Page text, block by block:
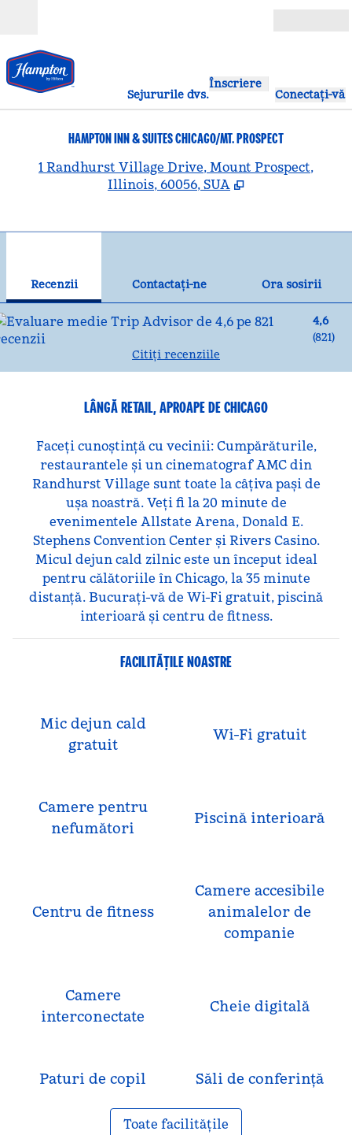
Sejururile dvs.
Înscriere
Conectați-vă
HAMPTON INN & SUITES CHICAGO/MT. PROSPECT
1 Randhurst Village Drive, Mount Prospect,
Illinois, 60056, SUA
Recenzii Contactaţi-ne
Ora sosirii
4,6
(821)
Citiți recenziile
LÂNGĂ RETAIL, APROAPE DE CHICAGO
Faceți cunoștință cu vecinii: Cumpărăturile,
restaurantele și un cinematograf AMC din
Randhurst Village sunt toate la câțiva pași de
ușa noastră. Veți fi la 20 minute de
evenimentele Allstate Arena, Donald E.
Stephens Convention Center și Rivers Casino.
Micul dejun cald zilnic este un început ideal
pentru călătoriile în Chicago, la 35 minute
distanță. Bucurați-vă de Wi-Fi gratuit, piscină
interioară și centru de fitness.
FACILITĂŢILE NOASTRE
Mic dejun cald
gratuit
Wi-Fi gratuit
Camere pentru
nefumători
Piscină interioară
Centru de fitness
Camere accesibile
animalelor de
companie
Camere
interconectate
Cheie digitală
Paturi de copil Săli de conferință
Toate facilitățile